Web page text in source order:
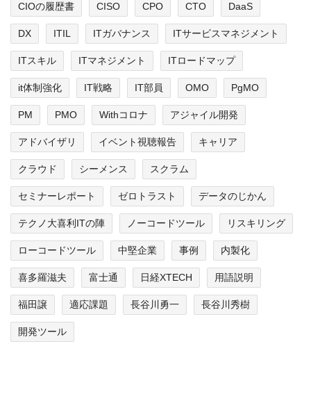
CIOの履歴書 CISO CPO CTO DaaS
DX ITIL ITガバナンス ITサービスマネジメント
ITスキル ITマネジメント ITロードマップ
it体制強化 IT戦略 IT部員 OMO PgMO
PM PMO Withコロナ アジャイル開発
アドバイザリ イベント視聴報告 キャリア
クラウド シーメンス スクラム
セミナーレポート ゼロトラスト データのじかん
テクノ大喜利ITの陣 ノーコードツール リスキリング
ローコードツール 中堅企業 事例 内製化
喜多羅滋夫 富士通 日経XTECH 用語説明
福田譲 適応課題 長谷川勇一 長谷川秀樹
開発ツール